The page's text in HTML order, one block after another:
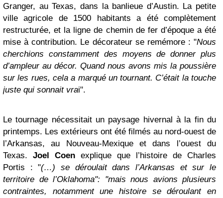
Granger, au Texas, dans la banlieue d’Austin. La petite
ville agricole de 1500 habitants a été complètement
restructurée, et la ligne de chemin de fer d’époque a été
mise à contribution. Le décorateur se remémore : "Nous
cherchions constamment des moyens de donner plus
d’ampleur au décor. Quand nous avons mis la poussière
sur les rues, cela a marqué un tournant. C’était la touche
juste qui sonnait vrai".
Le tournage nécessitait un paysage hivernal à la fin du
printemps. Les extérieurs ont été filmés au nord-ouest de
l’Arkansas, au Nouveau-Mexique et dans l’ouest du
Texas. Joel Coen explique que l’histoire de Charles
Portis : "(…) se déroulait dans l’Arkansas et sur le
territoire de l’Oklahoma": "mais nous avions plusieurs
contraintes, notamment une histoire se déroulant en